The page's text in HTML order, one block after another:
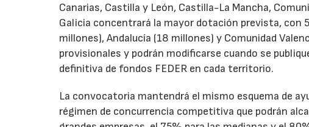
Canarias, Castilla y León, Castilla-La Mancha,
Galicia concentrará la mayor dotación prevista, con
millones), Andalucía (18 millones) y Comunidad
provisionales y podrán modificarse cuando se
definitiva de fondos FEDER en cada territorio.
La convocatoria mantendrá el mismo esquema de
régimen de concurrencia competitiva que podrán